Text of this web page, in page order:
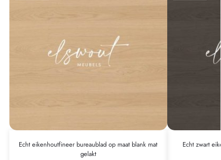
Echt eikenhoutfineer bureaublad op maat blank mat
gelakt
Echt zwart